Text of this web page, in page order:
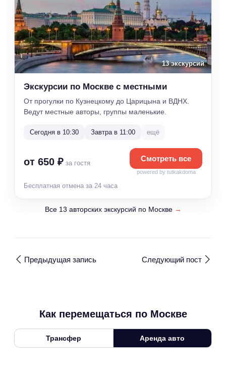
13 экскурсий
Экскурсии по Москве с местными
От прогулки по Кузнецкому до Царицына и ВДНХ.
Ведут местные авторы, группы маленькие.
Сегодня в 10:30 Завтра в 11:00 ещё
от 650 ₽ за гостя
Смотреть все
powered by tutkakdoma
Бесплатная отмена за 24 часа
Все 13 авторских экскурсий по Москве →
Предыдущая запись Следующий пост
Как перемещаться по Москве
Трансфер Аренда авто